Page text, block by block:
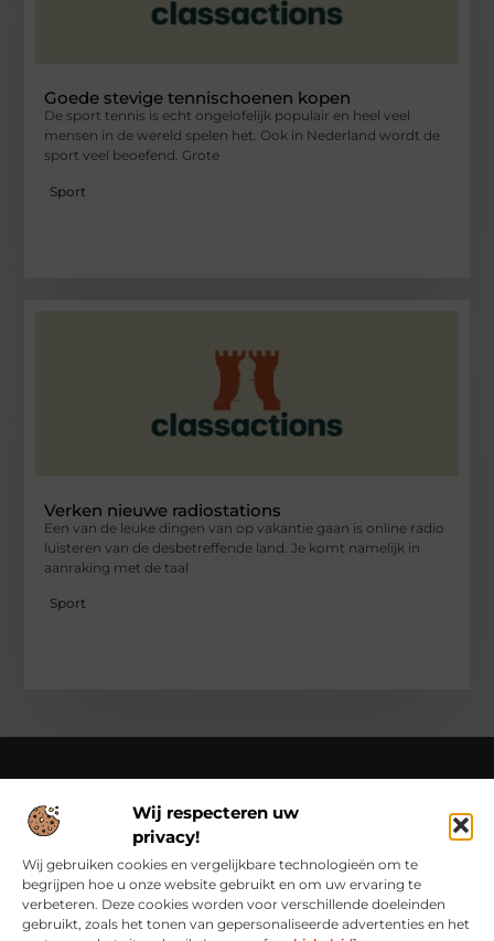
Wij respecteren uw
privacy!
Wij gebruiken cookies en vergelijkbare technologieën om te
begrijpen hoe u onze website gebruikt en om uw ervaring te
verbeteren. Deze cookies worden voor verschillende doeleinden
gebruikt, zoals het tonen van gepersonaliseerde advertenties en het
Goede stevige tennischoenen kopen
De sport tennis is echt ongelofelijk populair en heel veel
mensen in de wereld spelen het. Ook in Nederland wordt de
sport veel beoefend. Grote
Sport
Verken nieuwe radiostations
Een van de leuke dingen van op vakantie gaan is online radio
luisteren van de desbetreffende land. Je komt namelijk in
aanraking met de taal
Sport
Over Class Actions
Classactions.nl – Van dagelijkse inspiratie tot bijzondere
verhalen.
Verken artikelen en blogs die je informeren,
inspireren en bewust maken van alles wat er speelt in de
wereld.